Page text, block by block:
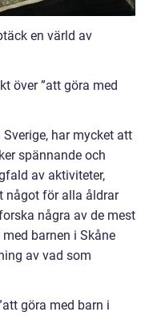
en värld av
över ”att göra med
har mycket att
spännande och
av aktiviteter,
något för alla åldrar
några av de mest
barnen i Skåne
av vad som
göra med barn i